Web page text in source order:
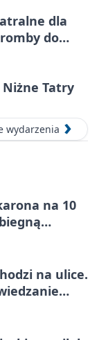
dla
do
Niżne Tatry
wydarzenia
na 10
na ulice.